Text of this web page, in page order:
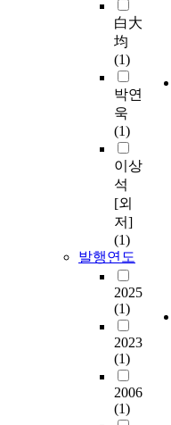
白大
均
(1)
박연
욱
(1)
이상
석
[외
저]
(1)
발행연도
2025
(1)
2023
(1)
2006
(1)